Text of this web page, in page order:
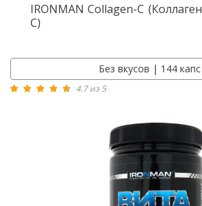
IRONMAN Collagen-C (Коллаген
С)
Без вкусов | 144 капс
4.7 из 5